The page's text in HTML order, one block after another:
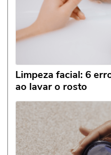
Limpeza facial: 6
ao lavar o rosto